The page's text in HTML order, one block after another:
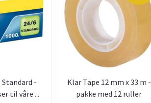
-
til våre ...
Klar Tape 12 mm x 33 m -
pakke med 12 ruller